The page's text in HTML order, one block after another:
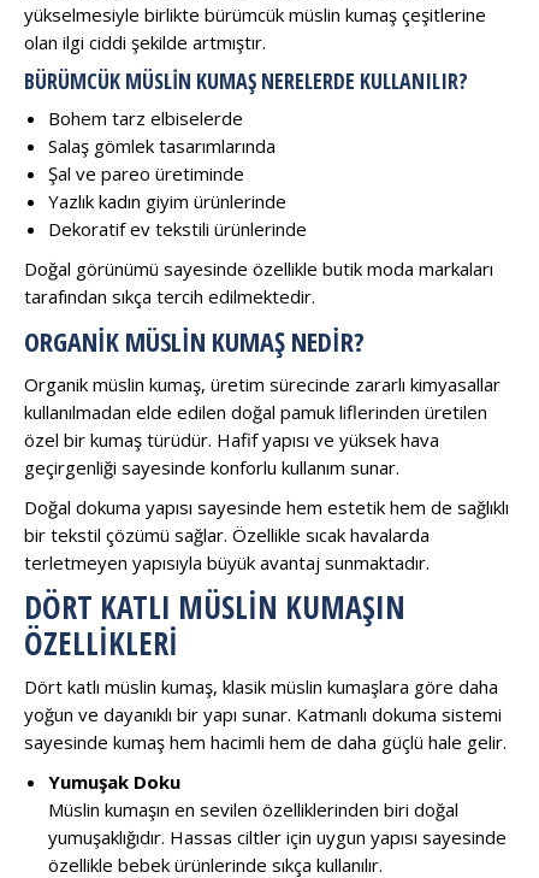
yükselmesiyle birlikte bürümcük müslin kumaş çeşitlerine
olan ilgi ciddi şekilde artmıştır.
BÜRÜMCÜK MÜSLIN KUMAŞ NERELERDE KULLANILIR?
Bohem tarz elbiselerde
Salaş gömlek tasarımlarında
Şal ve pareo üretiminde
Yazlık kadın giyim ürünlerinde
Dekoratif ev tekstili ürünlerinde
Doğal görünümü sayesinde özellikle butik moda markaları
tarafından sıkça tercih edilmektedir.
ORGANIK MÜSLIN KUMAŞ NEDIR?
Organik müslin kumaş, üretim sürecinde zararlı kimyasallar
kullanılmadan elde edilen doğal pamuk liflerinden üretilen
özel bir kumaş türüdür. Hafif yapısı ve yüksek hava
geçirgenliği sayesinde konforlu kullanım sunar.
Doğal dokuma yapısı sayesinde hem estetik hem de sağlıklı
bir tekstil çözümü sağlar. Özellikle sıcak havalarda
terletmeyen yapısıyla büyük avantaj sunmaktadır.
DÖRT KATLI MÜSLIN KUMAŞIN
ÖZELLIKLERI
Dört katlı müslin kumaş, klasik müslin kumaşlara göre daha
yoğun ve dayanıklı bir yapı sunar. Katmanlı dokuma sistemi
sayesinde kumaş hem hacimli hem de daha güçlü hale gelir.
Yumuşak Doku
Müslin kumaşın en sevilen özelliklerinden biri doğal
yumuşaklığıdır. Hassas ciltler için uygun yapısı sayesinde
özellikle bebek ürünlerinde sıkça kullanılır.